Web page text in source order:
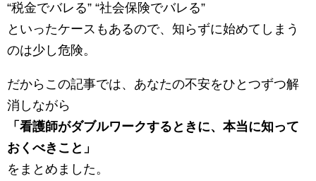
“税金でバレる” “社会保険でバレる”
といったケースもあるので、知らずに始めてしまう
のは少し危険。
だからこの記事では、あなたの不安をひとつずつ解
消しながら
「看護師がダブルワークするときに、本当に知って
おくべきこと」
をまとめました。